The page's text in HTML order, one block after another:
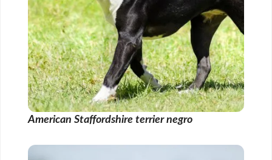
American Staffordshire terrier negro